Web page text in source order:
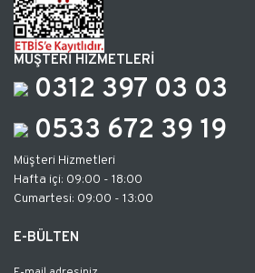
MÜŞTERİ HİZMETLERİ
0312 397 03 03
0533 672 39 19
Müşteri Hizmetleri
Hafta içi: 09:00 - 18:00
Cumartesi: 09:00 - 13:00
E-BÜLTEN